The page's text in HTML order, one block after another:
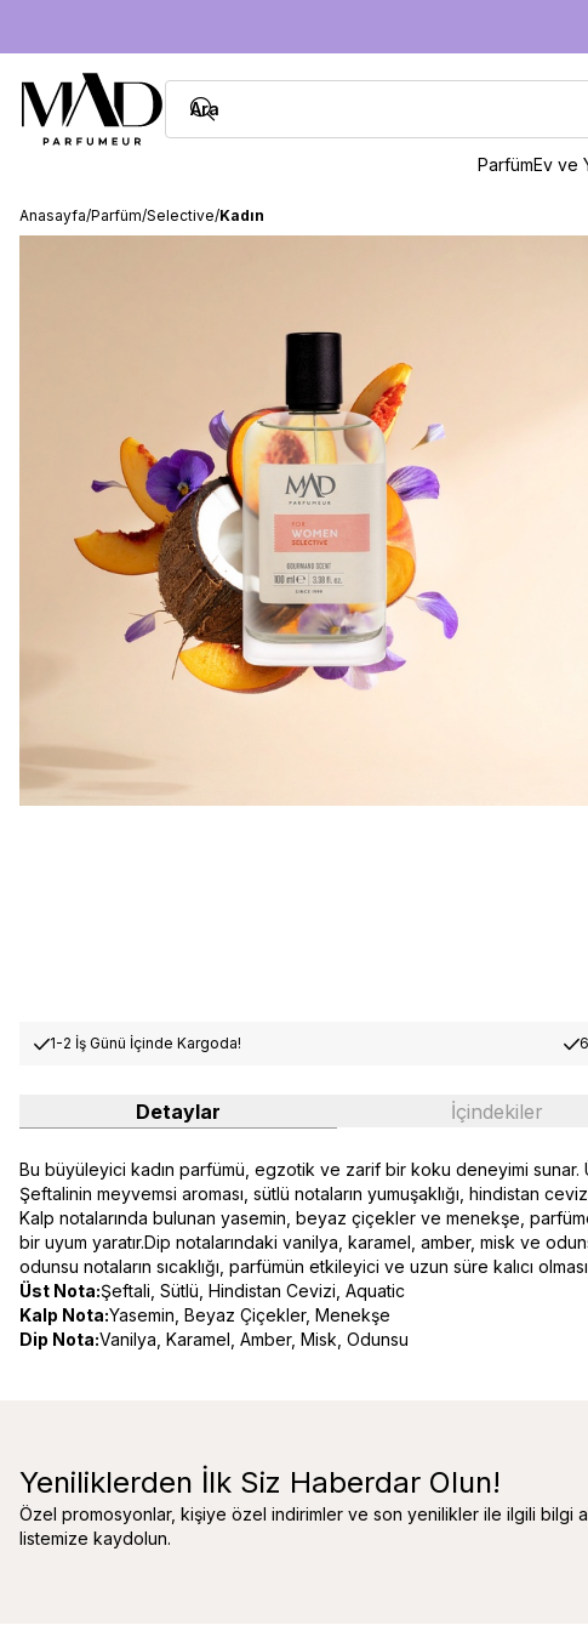
ParfümEv ve
Anasayfa/Parfüm/Selective/Kadın
1-2 İş Günü İçinde Kargoda!
Detaylar İçindekiler
Bu büyüleyici kadın parfümü, egzotik ve zarif bir koku deneyimi sunar.
Şeftalinin meyvemsi aroması, sütlü notaların yumuşaklığı, hindistan
Kalp notalarında bulunan yasemin, beyaz çiçekler ve menekşe,
bir uyum yaratır.Dip notalarındaki vanilya, karamel, amber, misk ve
odunsu notaların sıcaklığı, parfümün etkileyici ve uzun süre kalıcı
Üst Nota:Şeftali, Sütlü, Hindistan Cevizi, Aquatic
Kalp Nota:Yasemin, Beyaz Çiçekler, Menekşe
Dip Nota:Vanilya, Karamel, Amber, Misk, Odunsu
Yeniliklerden İlk Siz Haberdar Olun!
Özel promosyonlar, kişiye özel indirimler ve son yenilikler ile ilgili bilgi
listemize kaydolun.